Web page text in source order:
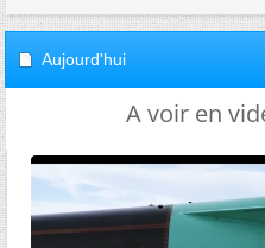
Aujourd'hui
A voir en